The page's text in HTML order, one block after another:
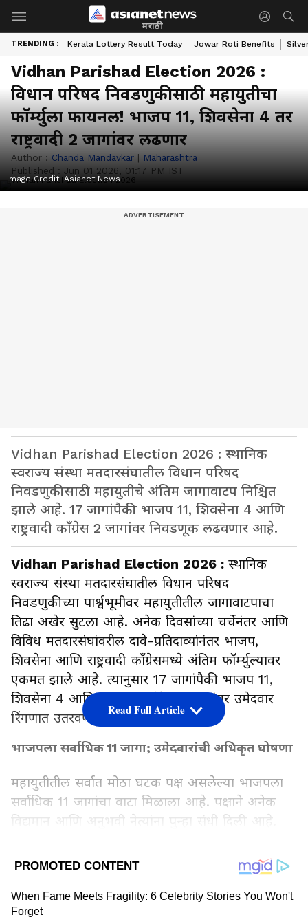
मराठी
TRENDING : Kerala Lottery Result Today Jowar Roti Benefits
Vidhan Parishad Election 2026 :
विधान परिषद निवडणुकीसाठी महायुतीचा
फॉर्म्युला फायनल! भाजप 11, शिवसेना 4 तर
राष्ट्रवादी 2 जागांवर लढणार
Author : Chanda Mandavkar | Maharashtra
Published : Jun 01 2026, 01:17 PM IST
Image Credit:Asianet News
Vidhan Parishad Election 2026 : स्थानिक
स्वराज्य संस्था मतदारसंघातील विधान परिषद
निवडणुकीसाठी महायुतीचे अंतिम जागावाटप निश्चित
झाले आहे. 17 जागांपैकी भाजप 11, शिवसेना 4 आणि
राष्ट्रवादी काँग्रेस 2 जागांवर निवडणूक लढवणार आहे.
Vidhan Parishad Election 2026 : स्थानिक
स्वराज्य संस्था मतदारसंघातील विधान परिषद
निवडणुकीच्या पार्श्वभूमीवर महायुतीतील जागावाटपाचा
तिढा अखेर सुटला आहे. अनेक दिवसांच्या चर्चेनंतर आणि
विविध मतदारसंघांवरील दावे-प्रतिदाव्यांनंतर भाजप,
शिवसेना आणि राष्ट्रवादी काँग्रेसमध्ये अंतिम फॉर्म्युल्यावर
एकमत झाले आहे. त्यानुसार 17 जागांपैकी भाजप 11,
शिवसेना 4 आणि राष्ट्रवादी काँग्रेस 2 जागांवर उमेदवार
रिंगणात उतरवणार आहे.
भाजपला सर्वाधिक 11 जागा; उमेदवारांची अधिकृत घोषणा
महायुतीतील सर्वात मोठा घटक पक्ष असलेल्या भाजपला
सर्वाधिक 11 जागांचा वाटा मिळाला आहे. पक्षाने अनेक
विद्यमान आणि अनुभवी नेत्यांना पुन्हा संधी दिली आहे.
अमरावतीमधून प्रवीण पोटे, सोलापूरमधून राजेंद्र राऊत,
नागपूरमधून राजीव पोतदार यांसारख्या नावांचा समावेश
करण्यात आला आहे.
Read Full Article
LATEST VIDEOS